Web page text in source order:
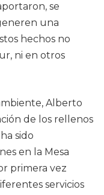
se
una
hechos no
ni en otros
Alberto
de los rellenos
sido
en la Mesa
primera vez
servicios